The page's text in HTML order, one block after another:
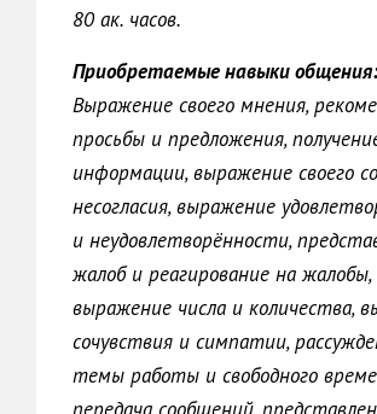
80 ак. часов.
Приобретаемые навыки общения:
Выражение своего мнения,
просьбы и предложения,
информации, выражение своего
несогласия, выражение
и неудовлетворённости,
жалоб и реагирование на жалобы,
выражение числа и количества,
сочувствия и симпатии,
темы работы и свободного